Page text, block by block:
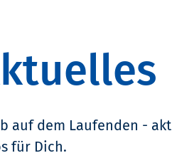
auf dem Laufenden -
für Dich.